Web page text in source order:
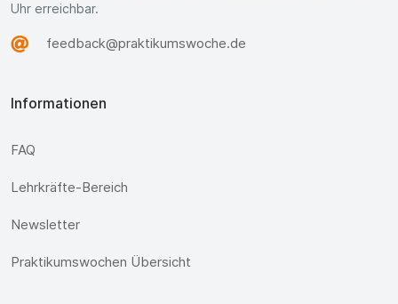
Uhr erreichbar.
feedback@praktikumswoche.de
Informationen
FAQ
Lehrkräfte-Bereich
Newsletter
Praktikumswochen Übersicht